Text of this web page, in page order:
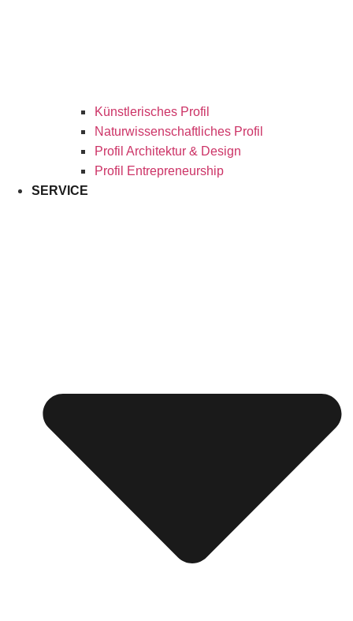
Künstlerisches Profil
Naturwissenschaftliches Profil
Profil Architektur & Design
Profil Entrepreneurship
SERVICE